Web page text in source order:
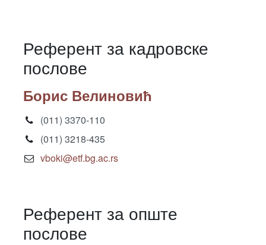
Референт за кадровске
послове
Борис Велиновић
(011) 3370-110
(011) 3218-435
vboki@etf.bg.ac.rs
Референт за опште
послове